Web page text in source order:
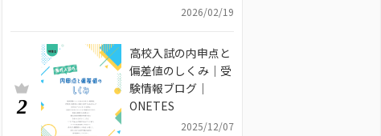
2026/02/19
2
高校入試の内申点と
偏差値のしくみ｜受
験情報ブログ｜
ONETES
2025/12/07